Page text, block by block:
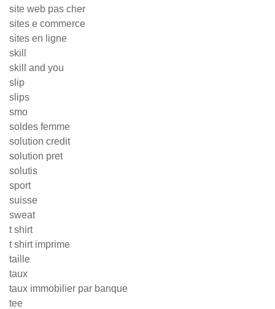
site web pas cher
sites e commerce
sites en ligne
skill
skill and you
slip
slips
smo
soldes femme
solution credit
solution pret
solutis
sport
suisse
sweat
t shirt
t shirt imprime
taille
taux
taux immobilier par banque
tee